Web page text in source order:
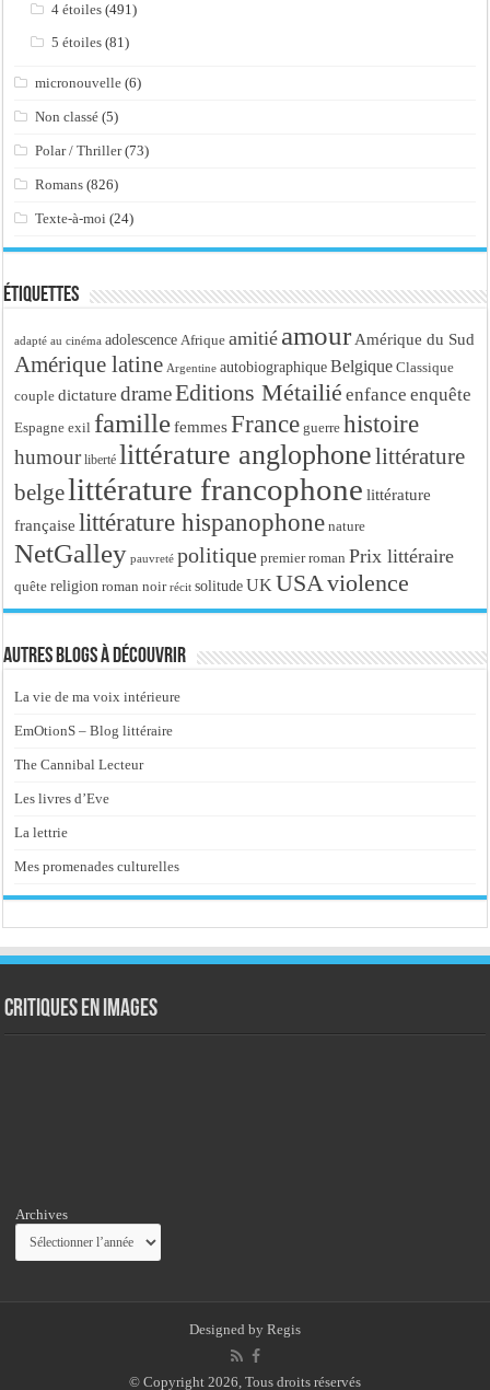
4 étoiles (491)
5 étoiles (81)
micronouvelle (6)
Non classé (5)
Polar / Thriller(73)
Romans (826)
Texte-à-moi (24)
Étiquettes
adapté au cinéma adolescence Afrique amitié amour Amérique du Sud
Amérique latine Argentine autobiographique Belgique Classique
couple dictature drameEditions Métailié enfance enquête
Espagne exil famille femmes France guerre histoire
humour liberté littérature anglophonelittérature
belgelittérature francophone littérature
française littérature hispanophone nature
NetGalley pauvreté politique premier roman Prix littéraire
quête religion roman noir récit solitude UK USA violence
Autres blogs à découvrir
La vie de ma voix intérieure
EmOtionS – Blog littéraire
The Cannibal Lecteur
Les livres d’Eve
La lettrie
Mes promenades culturelles
Critiques en images
Archives
Designed by Regis
© Copyright 2026, Tous droits réservés